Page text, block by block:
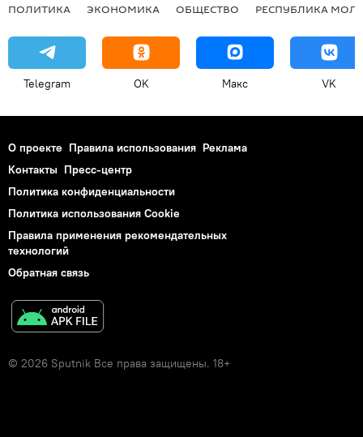
ПОЛИТИКА ЭКОНОМИКА ОБЩЕСТВО РЕСПУБЛИКА
Telegram OK Макс VK
О проекте Правила использования Реклама
Контакты Пресс-центр
Политика конфиденциальности
Политика использования Cookie
Правила применения рекомендательных
технологий
Обратная связь
© 2026 Sputnik Все права защищены. 18+